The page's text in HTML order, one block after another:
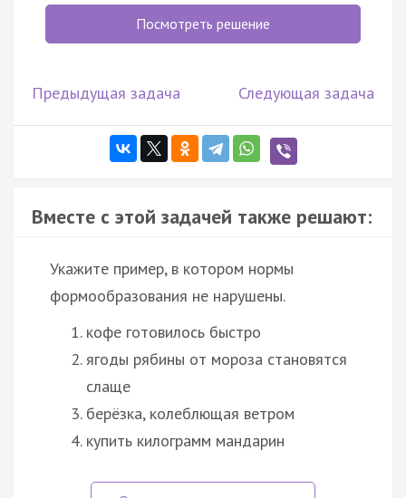
Посмотреть решение
Предыдущая задача Следующая задача
Вместе с этой задачей также решают:
Укажите пример, в котором нормы
формообразования не нарушены.
кофе готовилось быстро
ягоды рябины от мороза становятся
слаще
берёзка, колеблющая ветром
купить килограмм мандарин